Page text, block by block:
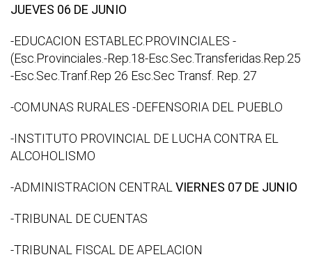
JUEVES 06 DE JUNIO
-EDUCACION ESTABLEC.PROVINCIALES -
(Esc.Provinciales.-Rep.18-Esc.Sec.Transferidas.Rep.25
-Esc.Sec.Tranf.Rep 26 Esc.Sec Transf. Rep. 27
-COMUNAS RURALES -DEFENSORIA DEL PUEBLO
-INSTITUTO PROVINCIAL DE LUCHA CONTRA EL
ALCOHOLISMO
-ADMINISTRACION CENTRAL VIERNES 07 DE JUNIO
-TRIBUNAL DE CUENTAS
-TRIBUNAL FISCAL DE APELACION